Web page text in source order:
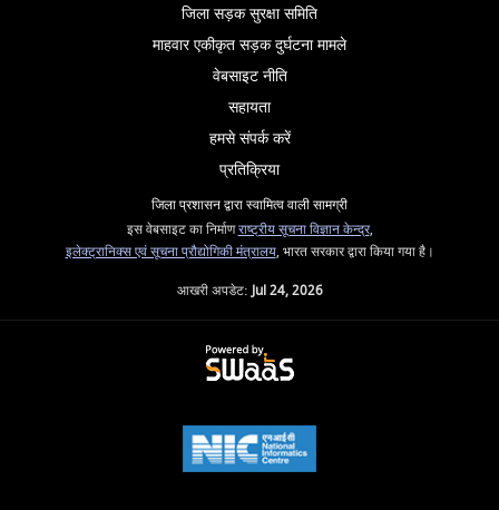
जिला सड़क सुरक्षा समिति
माहवार एकीकृत सड़क दुर्घटना मामले
वेबसाइट नीति
सहायता
हमसे संपर्क करें
प्रतिक्रिया
जिला प्रशासन द्वारा स्वामित्व वाली सामग्री
इस वेबसाइट का निर्माणराष्ट्रीय सूचना विज्ञान केन्द्र,
इलेक्ट्रानिक्स एवं सूचना प्रौद्योगिकी मंत्रालय, भारत सरकार द्वारा किया गया है।
आखरी अपडेट:Jul 24, 2026